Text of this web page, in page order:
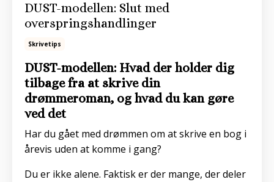
DUST-modellen: Slut med
overspringshandlinger
Skrivetips
DUST-modellen: Hvad der holder dig
tilbage fra at skrive din
drømmeroman, og hvad du kan gøre
ved det
Har du gået med drømmen om at skrive en bog i
årevis uden at komme i gang?
Du er ikke alene. Faktisk er der mange, der deler